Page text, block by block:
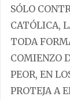
SÓLO
CATÓLICA,
TODA
COMIENZO
PEOR, EN
PROTEJA A